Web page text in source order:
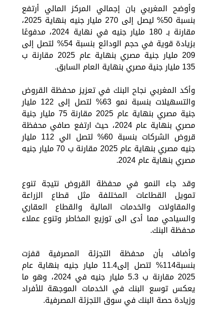
وأوضح المغربي بان إجمالي المركز المالي أرتفع
بنسبة 50% ليصل إلى 270 مليار جنيه بنهاية 2025،
مقارنة بـ 180 مليار جنيه في نهاية 2024، مدفوعًا
بزيادة قوية في حجم الودائع بنسبة 54% لتصل إلى
209 مليار جنية مصري بنهاية عام 2025 مقارنة ب
135 مليار جنية مصري بنهاية العام السابق.
وأكد المغربي نجاح البنك في تعزيز محفظة القروض
والتسهيلات بنسبة نمو 63% لتصل إلى 122 مليار
جنية مصري بنهاية عام 2025 مقارنة 75 مليار جنية
مصري بنهاية عام 2024، حيث ارتفع صافي محفظة
قروض الشركات بنسبة 60% لتصل الي 112 مليار
جنيه مصري بنهاية عام 2025 مقارنة ب 70 مليار جنيه
مصري بنهاية عام 2024.
وقد جاء النمو في محفظة القروض نتيجة تنوع
تمويل القطاعات المختلفة مثل قطاع الزراعة
والمقاولات والخدمات المالية والقطاع العقاري
والسياحي مما أدى الى توزيع المخاطر وتنوع عملاء
محفظة البنك.
وأضاف بأن محفظة التجزئة المصرفية قفزت
بنسبة114% لتصل إلى11.4 مليار جنيه بنهاية عام
2025 مقارنة ب 5.3 مليار جنيه في 2024، وهو ما
يعكس توسع البنك في الخدمات الموجهة للأفراد
وزيادة حصة البنك في سوق التجزئة المصرفية.